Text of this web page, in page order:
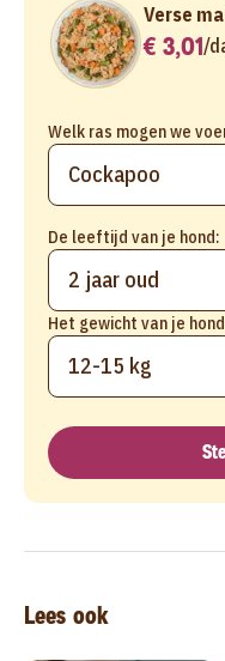
Welk ras mogen we
De leeftijd van je hond:
2 jaar oud
Het gewicht van je
12-15 kg
Verse
€ 3,01/
Lees ook